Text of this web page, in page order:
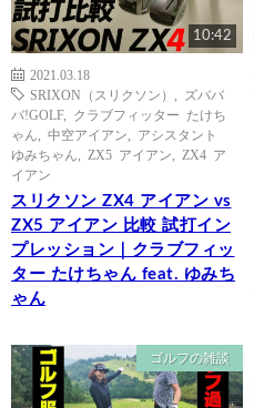
10:42
2021.03.18
SRIXON（スリクソン）
ズババ
バ!GOLF, クラブフィッター たけち
ゃん
中空アイアン
アシスタント
ゆみちゃん
ZX5 アイアン
ZX4 ア
イアン
スリクソン ZX4 アイアン vs
ZX5 アイアン 比較 試打イン
プレッション｜クラブフィッ
ター たけちゃん feat. ゆみち
ゃん
ゴルフの雑談